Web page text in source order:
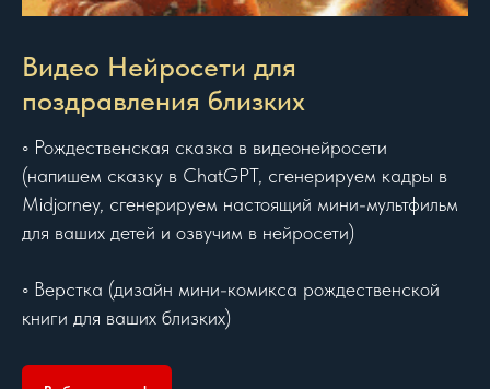
Видео Нейросети для
поздравления близких
◦ Рождественская сказка в видеонейросети
(напишем сказку в ChatGPT, сгенерируем кадры в
Midjorney, сгенерируем настоящий мини-мультфильм
для ваших детей и озвучим в нейросети)
◦ Верстка (дизайн мини-комикса рождественской
книги для ваших близких)